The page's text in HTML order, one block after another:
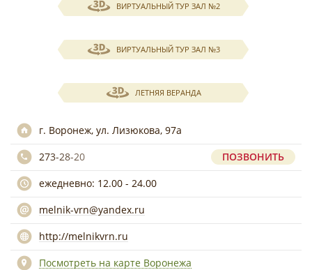
ВИРТУАЛЬНЫЙ ТУР ЗАЛ №2
ВИРТУАЛЬНЫЙ ТУР ЗАЛ №3
ЛЕТНЯЯ ВЕРАНДА
г. Воронеж, ул. Лизюкова, 97а
273-28-20
ПОЗВОНИТЬ
ежедневно: 12.00 - 24.00
melnik-vrn@yandex.ru
http://melnikvrn.ru
Посмотреть на карте Воронежа